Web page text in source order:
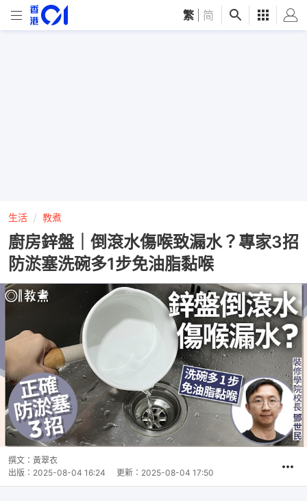
繁 简
生活 教煮
廚房鋅盤｜倒滾水傷喉致漏水？專家3招
防淤塞洗碗多1步免油脂黏喉
撰文： 黃翠衣
出版： 2025-08-04 16:24 更新： 2025-08-04 17:50